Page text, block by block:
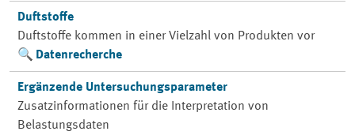
Duftstoffe
Duftstoffe kommen in einer Vielzahl von Produkten vor
Datenrecherche
Ergänzende Untersuchungsparameter
Zusatzinformationen für die Interpretation von
Belastungsdaten